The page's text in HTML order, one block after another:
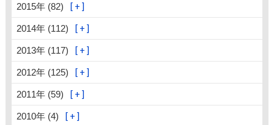
2015年 (82)
2014年 (112)
2013年 (117)
2012年 (125)
2011年 (59)
2010年 (4)